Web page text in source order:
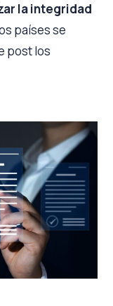
la integridad
países se
post los